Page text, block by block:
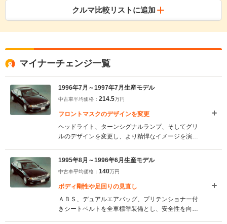
クルマ比較リストに追加
マイナーチェンジ一覧
1996年7月～1997年7月生産モデル
中古車平均価格： 214.5万円
フロントマスクのデザインを変更
ヘッドライト、ターンシグナルランプ、そしてグリ
ルのデザインを変更し、より精悍なイメージを演
を高めた。リアシートにはチャイルドシート固定機
構付きシートベルトを採用した。(1996.７）
1995年8月～1996年6月生産モデル
中古車平均価格： 140万円
ボディ剛性や足回りの見直し
ＡＢＳ、デュアルエアバッグ、プリテンショナー付
きシートベルトを全車標準装備とし、安全性を向上